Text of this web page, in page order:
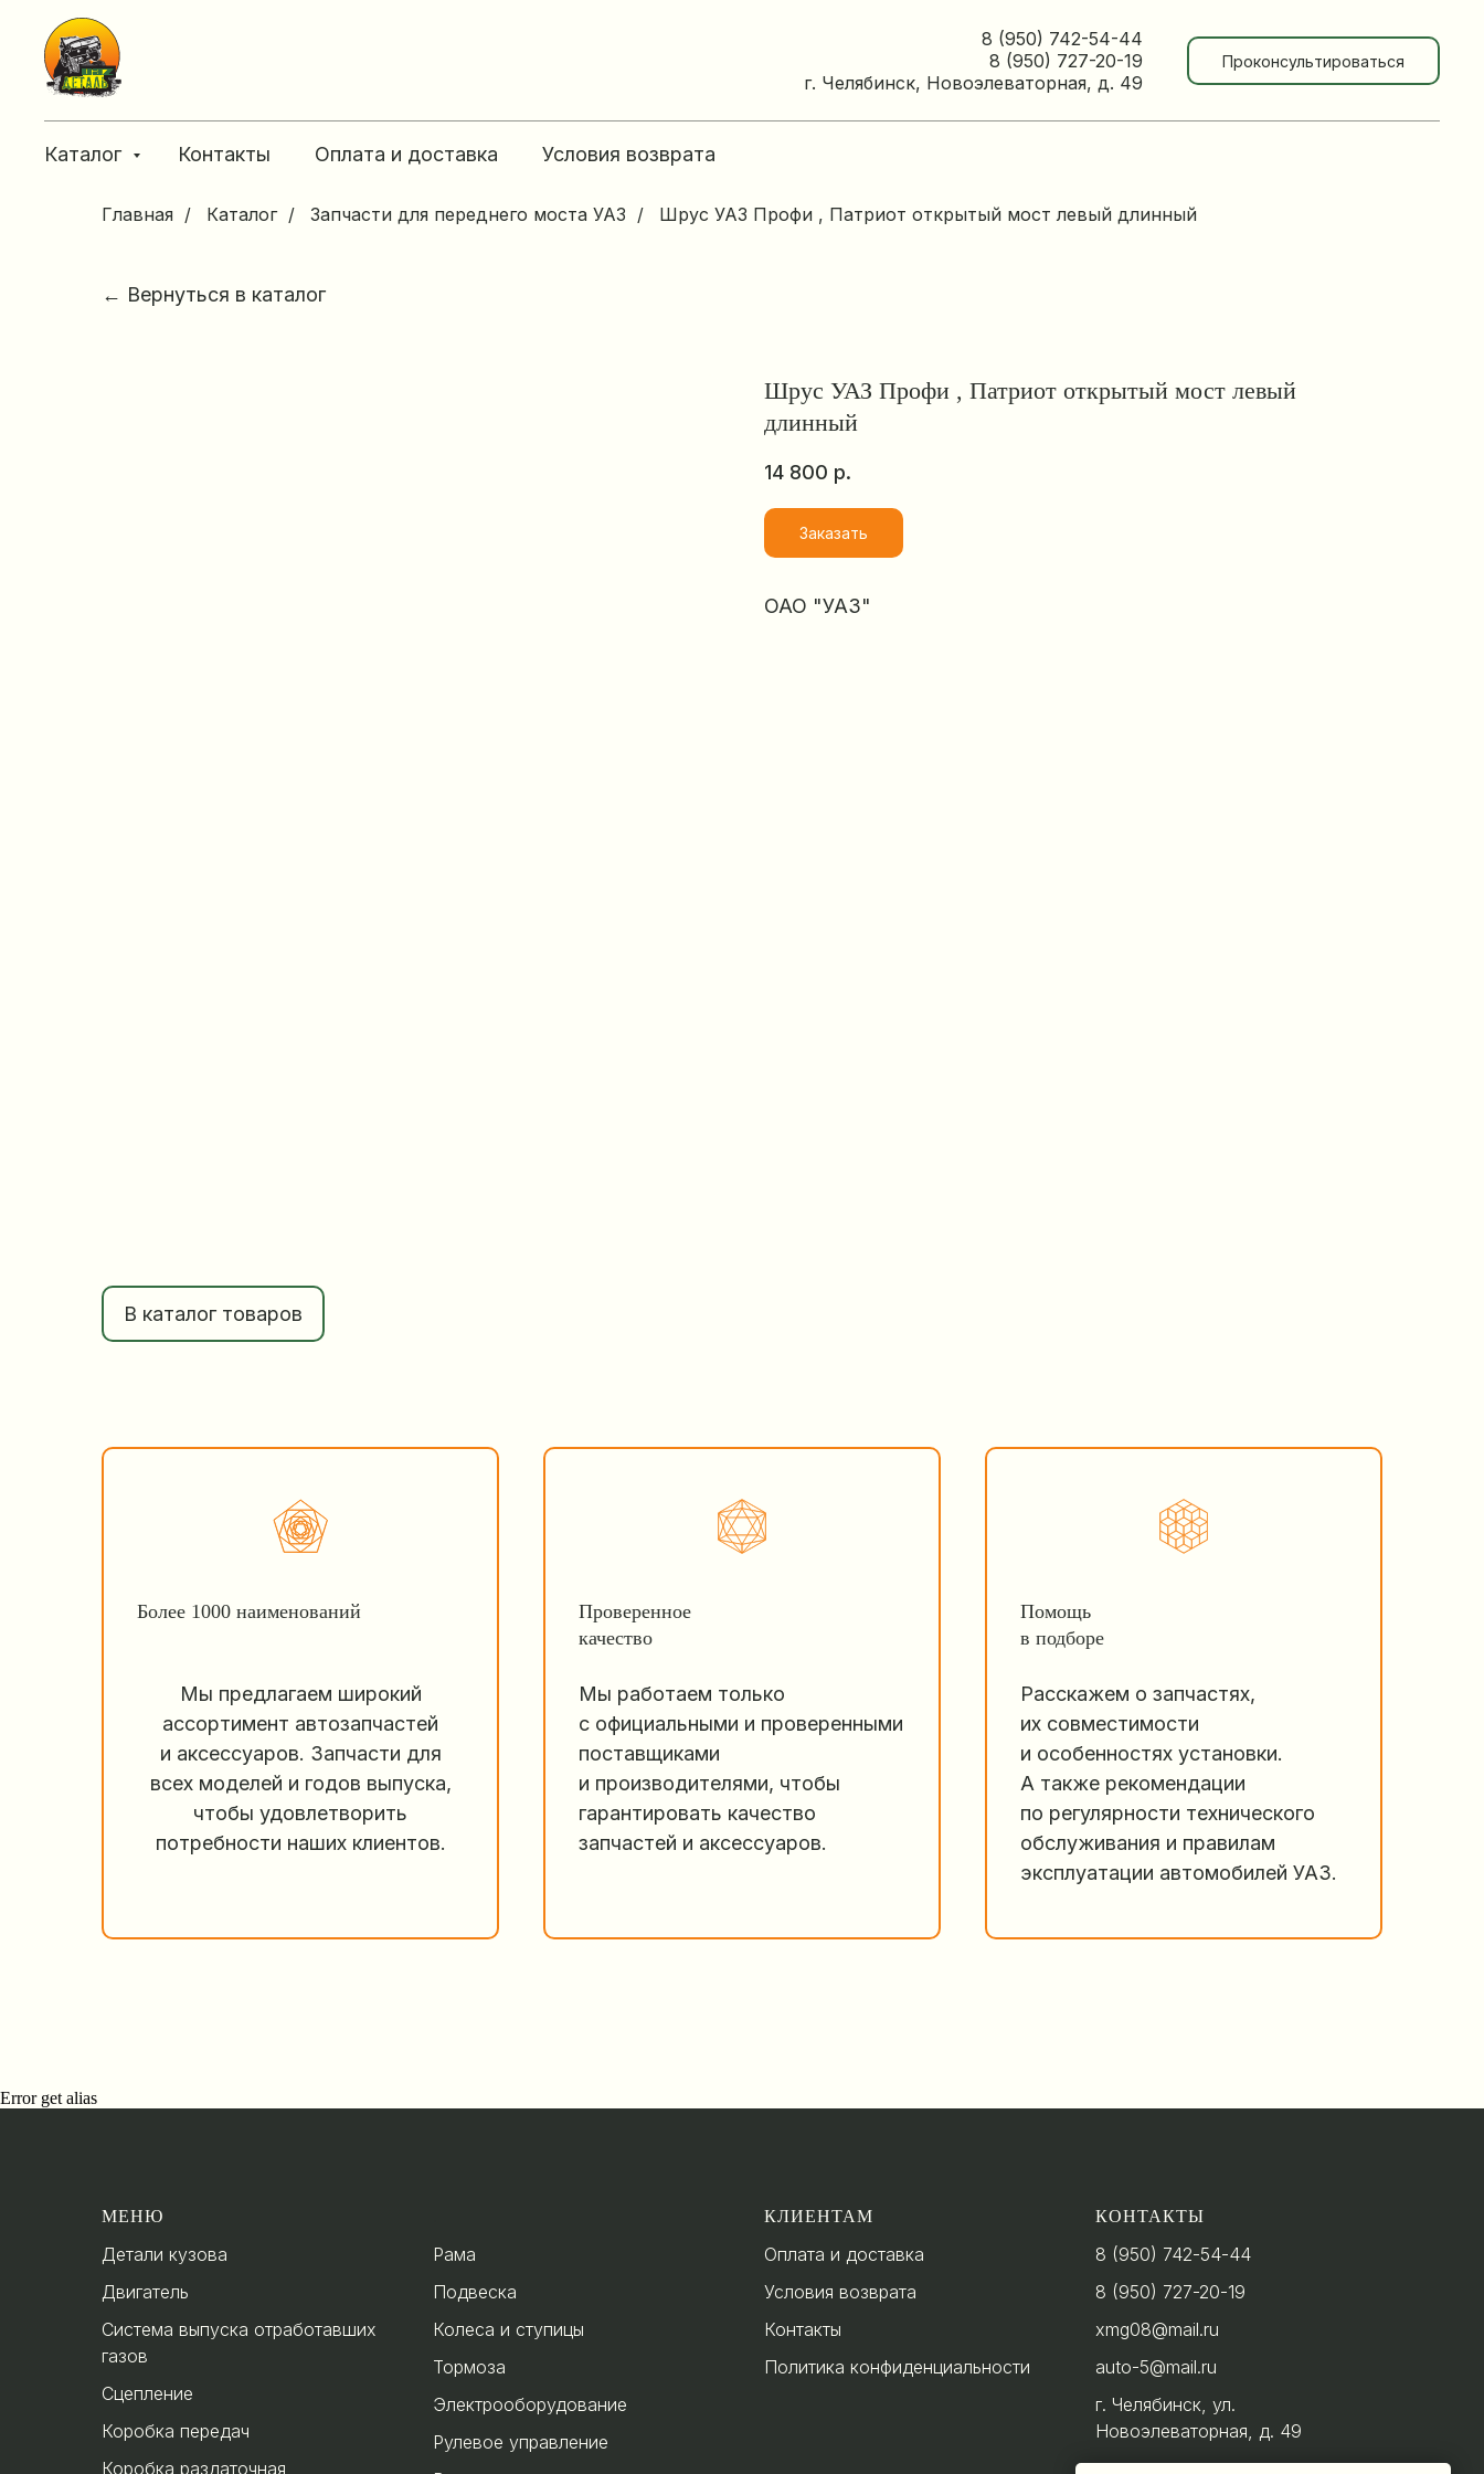
8 (950) 742-54-44
8 (950) 727-20-19
г. Челябинск, Новоэлеваторная, д. 49
Проконсультироваться
Каталог Контакты Оплата и доставка Условия возврата
Главная / Каталог / Запчасти для переднего моста УАЗ / Шрус УАЗ Профи , Патриот открытый мост левый длинный
← Вернуться в каталог
Шрус УАЗ Профи , Патриот открытый мост левый
длинный
14 800 р.
Заказать
ОАО "УАЗ"
В каталог товаров
Более 1000 наименований
Мы предлагаем широкий
ассортимент автозапчастей
и аксессуаров. Запчасти для
всех моделей и годов выпуска,
чтобы удовлетворить
потребности наших клиентов.
Проверенное
качество
Мы работаем только
с официальными и проверенными
поставщиками
и производителями, чтобы
гарантировать качество
запчастей и аксессуаров.
Помощь
в подборе
Расскажем о запчастях,
их совместимости
и особенностях установки.
А также рекомендации
по регулярности технического
обслуживания и правилам
эксплуатации автомобилей УАЗ.
Error get alias
МЕНЮ
Детали кузова
Двигатель
Система выпуска отработавших
газов
Сцепление
Коробка передач
Коробка раздаточная
Рама
Подвеска
Колеса и ступицы
Тормоза
Электрооборудование
Рулевое управление
КЛИЕНТАМ
Оплата и доставка
Условия возврата
Контакты
Политика конфиденциальности
КОНТАКТЫ
8 (950) 742-54-44
8 (950) 727-20-19
xmg08@mail.ru
auto-5@mail.ru
г. Челябинск, ул.
Новоэлеваторная, д. 49